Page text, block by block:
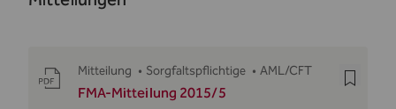
Mitteilung • Sorgfaltspflichtige • AML/CFT
FMA-Mitteilung 2015/5